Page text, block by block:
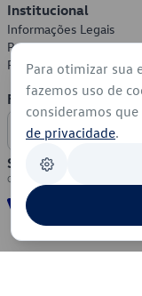
Institucional
Informações Legais
Política de Privacidade
Política de Cookies
Formas de
Segurança
Para otimizar sua
fazemos uso de
consideramos
de privacidade.